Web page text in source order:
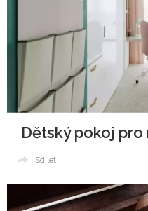
Dětský pokoj
Sdílet